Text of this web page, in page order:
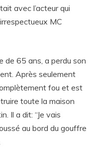
avec l’acteur qui
MC
de 65 ans, a perdu son
Après seulement
fou et est
toute la maison
Il a dit: “Je vais
au bord du gouffre